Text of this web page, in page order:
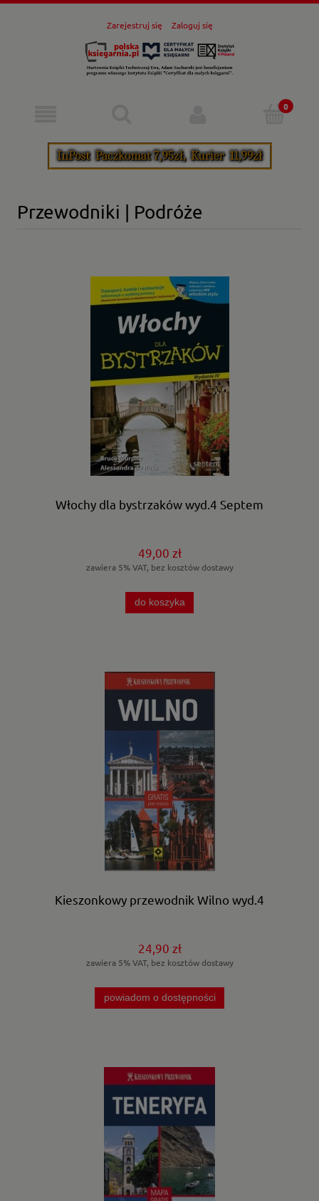
Zarejestruj się Zaloguj się
Przewodniki | Podróże
Włochy dla bystrzaków wyd.4 Septem
49,00 zł
zawiera 5% VAT, bez kosztów dostawy
do koszyka
Kieszonkowy przewodnik Wilno wyd.4
24,90 zł
zawiera 5% VAT, bez kosztów dostawy
powiadom o dostępności